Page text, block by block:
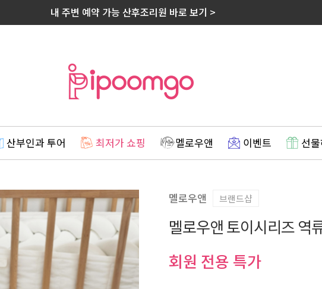
내 주변 예약 가능 산후조리원 바로 보기 >
산부인과 투어 최저가 쇼핑 멜로우앤 이벤트 선
멜로우앤 브랜드샵
멜로우앤 토이시리즈 역
회원 전용 특가